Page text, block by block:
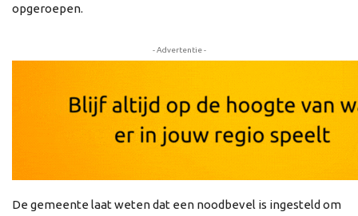
opgeroepen.
- Advertentie -
De gemeente laat weten dat een noodbevel is ingesteld om